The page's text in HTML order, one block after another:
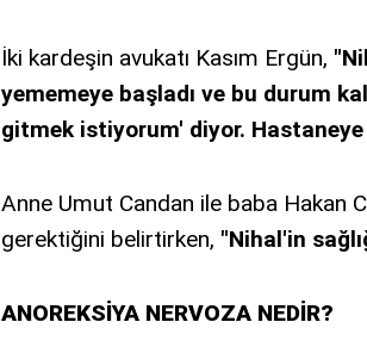
İki kardeşin avukatı Kasım Ergün,
yememeye başladı ve bu durum
gitmek istiyorum' diyor.
Anne Umut Candan ile baba Hakan
gerektiğini belirtirken, "Nihal'in
ANOREKSİYA NERVOZA NEDİR?